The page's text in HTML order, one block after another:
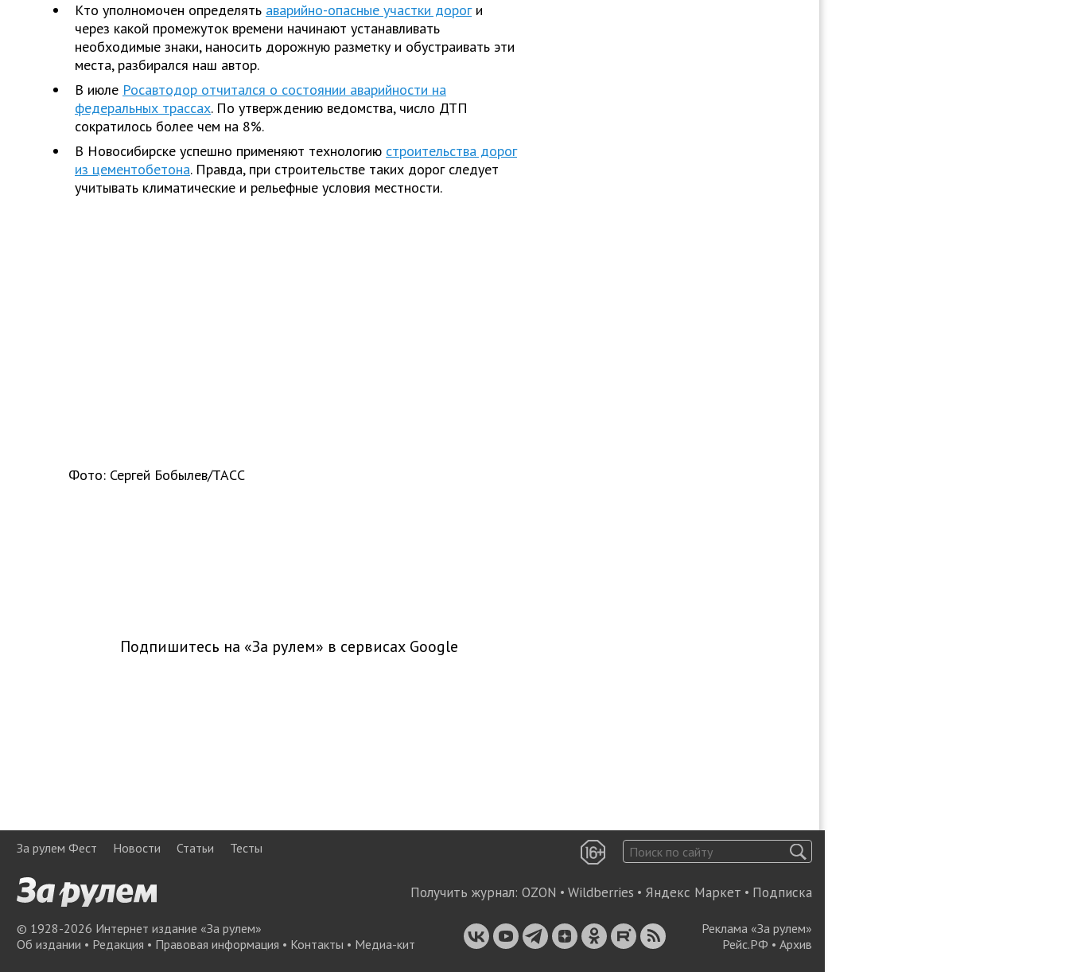
Кто уполномочен определять аварийно-опасные участки дороги
через какой промежуток времени начинают устанавливать
необходимые знаки, наносить дорожную разметку и обустраивать эти
места, разбирался наш автор.
В июле Росавтодор отчитался о состоянии аварийности на
федеральных трассах. По утверждению ведомства, число ДТП
сократилось более чем на 8%.
В Новосибирске успешно применяют технологию строительства дорог
из цементобетона. Правда, при строительстве таких дорог следует
учитывать климатические и рельефные условия местности.
Фото: Сергей Бобылев/ТАСС
Подпишитесь на «За рулем» в сервисах Google
За рулем Фест Новости Статьи Тесты
Получить журнал: OZON • Wildberries • Яндекс Маркет • Подписка
© 1928-2026 Интернет издание «За рулем»
Об издании • Редакция • Правовая информация • Контакты • Медиа-кит
Реклама «За рулем»
Рейс.РФ • Архив